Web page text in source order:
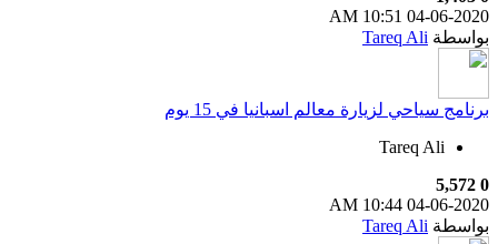
04-06-2020
10:51 AM
بواسطة Tareq Ali
برنامج سياحي لزيارة معالم اسبانيا في 15 يوم
Tareq Ali
0
5,572
04-06-2020
10:44 AM
بواسطة Tareq Ali